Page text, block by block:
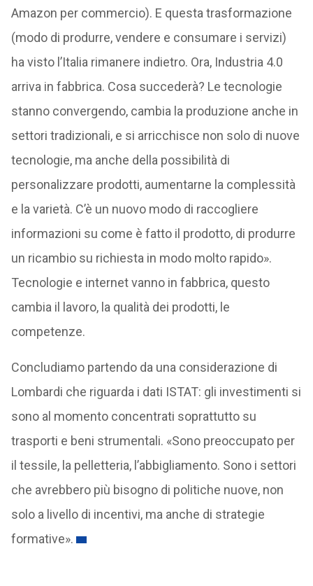
Amazon per commercio). E questa trasformazione
(modo di produrre, vendere e consumare i servizi)
ha visto l’Italia rimanere indietro. Ora, Industria 4.0
arriva in fabbrica. Cosa succederà? Le tecnologie
stanno convergendo, cambia la produzione anche in
settori tradizionali, e si arricchisce non solo di nuove
tecnologie, ma anche della possibilità di
personalizzare prodotti, aumentarne la complessità
e la varietà. C’è un nuovo modo di raccogliere
informazioni su come è fatto il prodotto, di produrre
un ricambio su richiesta in modo molto rapido».
Tecnologie e internet vanno in fabbrica, questo
cambia il lavoro, la qualità dei prodotti, le
competenze.
Concludiamo partendo da una considerazione di
Lombardi che riguarda i dati ISTAT: gli investimenti si
sono al momento concentrati soprattutto su
trasporti e beni strumentali. «Sono preoccupato per
il tessile, la pelletteria, l’abbigliamento. Sono i settori
che avrebbero più bisogno di politiche nuove, non
solo a livello di incentivi, ma anche di strategie
formative».